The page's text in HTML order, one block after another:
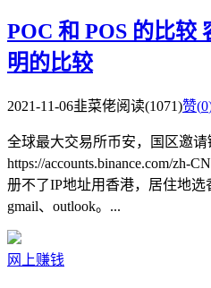
POC 和 POS 的比较
明的比较
2021-11-06韭菜佬阅读(1071)赞(0
全球最大交易所币安，国区邀请
https://accounts.binance.com/zh-
册不了IP地址用香港，居住地
gmail、outlook。...
网上赚钱